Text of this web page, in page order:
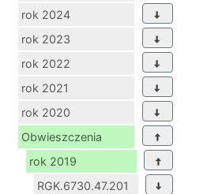
rok 2024
rok 2023
rok 2022
rok 2021
rok 2020
Obwieszczenia
rok 2019
RGK.6730.47.201